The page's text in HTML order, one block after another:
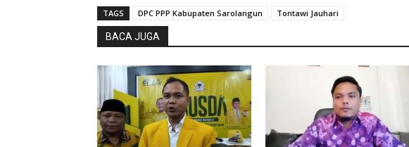
TAGS DPC PPP Kabupaten Sarolangun Tontawi Jauhari
BACA JUGA